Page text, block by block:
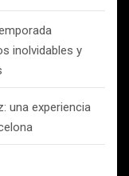
inolvidables y
una experiencia